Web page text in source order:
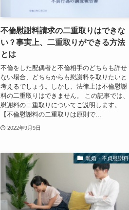
不倫慰謝料請求の二重取りはできな
い？事実上、二重取りができる方法
とは
不倫をした配偶者と不倫相手のどちらも許せ
ない場合、どちらからも慰謝料を取りたいと
考えるでしょう。しかし、法律上は不倫慰謝
料の二重取りはできません。 この記事では、
慰謝料の二重取りについてご説明します。
【不倫慰謝料の二重取りは原則で...
2022年9月9日
離婚・不貞慰謝料